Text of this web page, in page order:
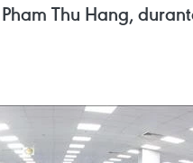
Thu Hang,